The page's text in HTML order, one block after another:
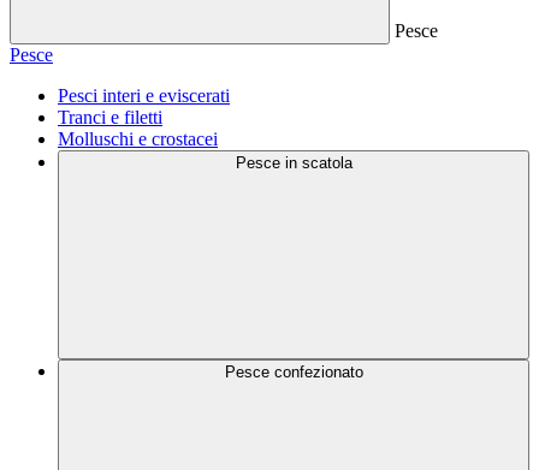
Pesce
Pesce
Pesci interi e eviscerati
Tranci e filetti
Molluschi e crostacei
Pesce in scatola
Pesce confezionato